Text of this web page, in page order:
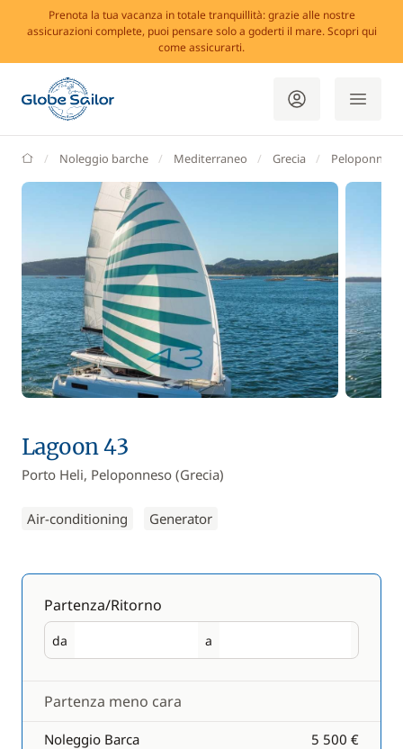
Prenota la tua vacanza in totale tranquillità: grazie alle nostre
assicurazioni complete, puoi pensare solo a goderti il mare. Scopri qui
come assicurarti.
GlobeSailor
Noleggio barche Mediterraneo Grecia Peloponneso
Lagoon 43
Porto Heli, Peloponneso (Grecia)
Air-conditioning Generator
Partenza/Ritorno
da
Partenza a
Ritorno
Partenza meno cara
Noleggio Barca 5 500 €